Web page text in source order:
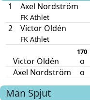
1
Axel Nordström
FK Athlet
2 Victor Oldén
FK Athlet
170
Victor Oldén o
Axel Nordström
o
Män Spjut